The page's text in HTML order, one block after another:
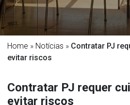
Home » Notícias » Contratar PJ
evitar riscos
Contratar PJ requer
evitar riscos